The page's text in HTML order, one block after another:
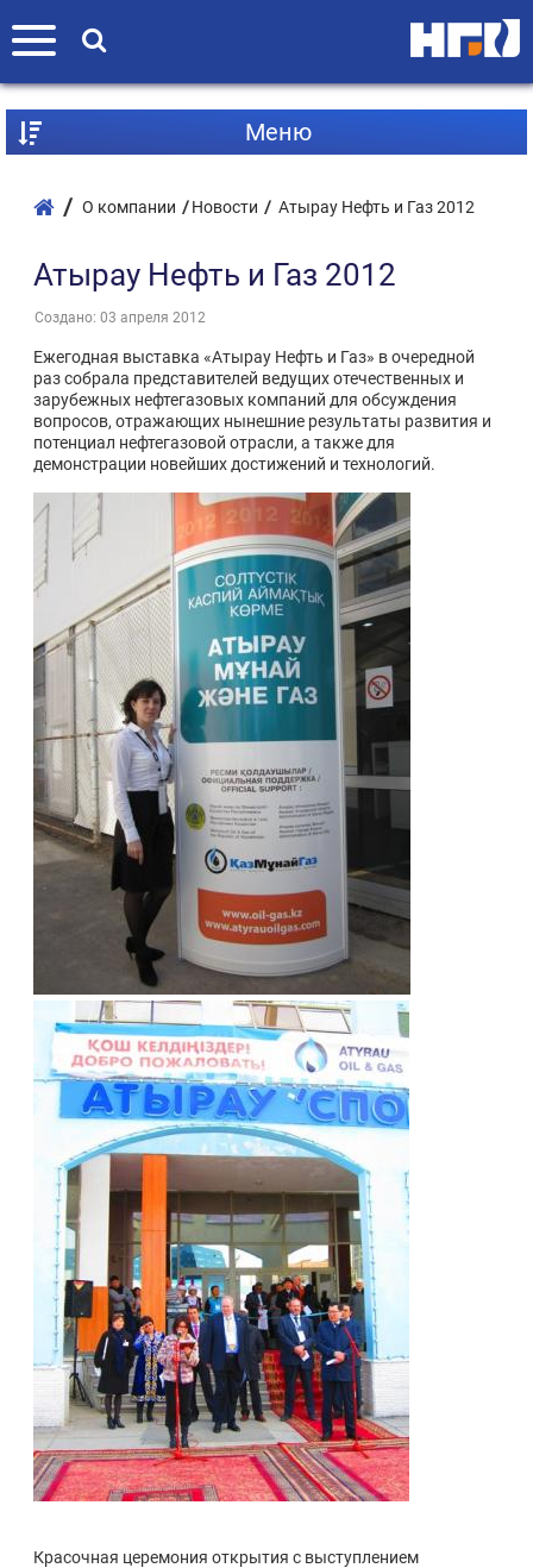
Mеню
О компании Новости Атырау Нефть и Газ 2012
Атырау Нефть и Газ 2012
Создано: 03 апреля 2012
Ежегодная выставка «Атырау Нефть и Газ» в очередной
раз собрала представителей ведущих отечественных и
зарубежных нефтегазовых компаний для обсуждения
вопросов, отражающих нынешние результаты развития и
потенциал нефтегазовой отрасли, а также для
демонстрации новейших достижений и технологий.
Красочная церемония открытия с выступлением